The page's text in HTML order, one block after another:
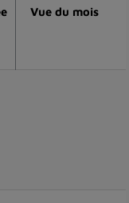
Vue du mois